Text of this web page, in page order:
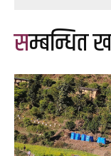
सम्बन्धित